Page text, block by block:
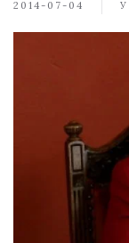
2014-07-04